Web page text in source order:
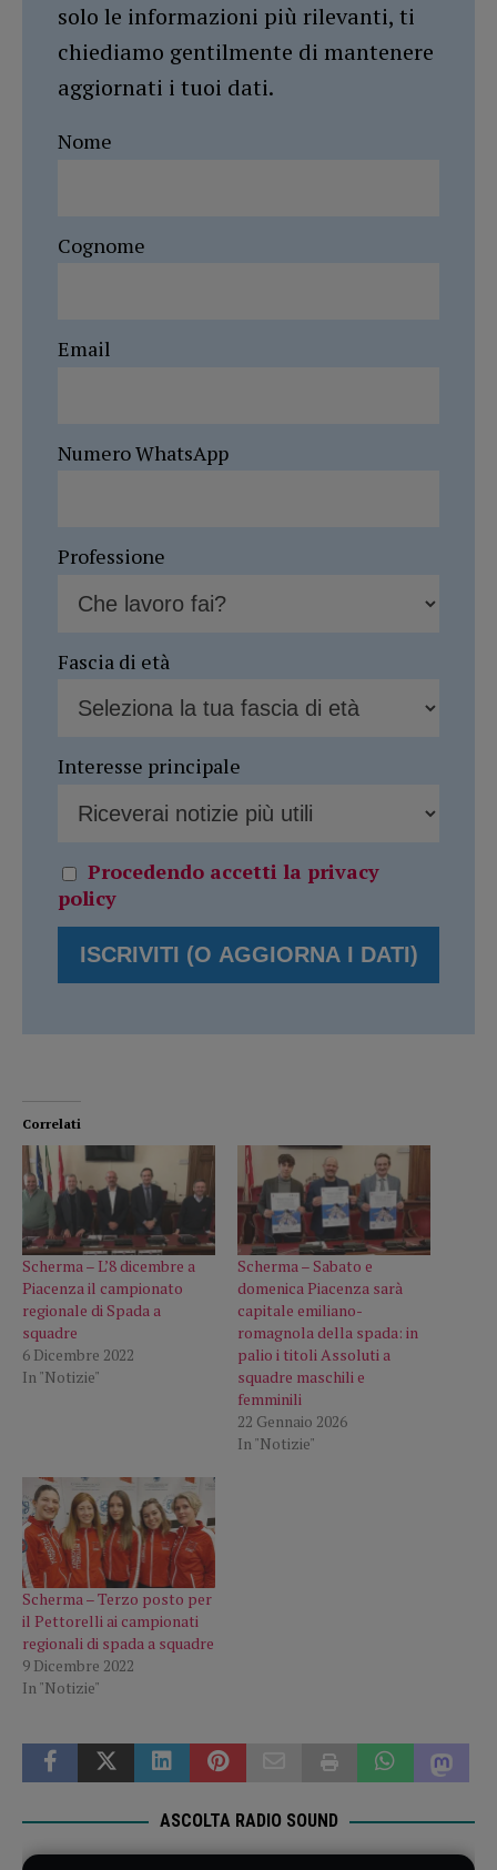
solo le informazioni più rilevanti, ti
chiediamo gentilmente di mantenere
aggiornati i tuoi dati.
Nome
Cognome
Email
Numero WhatsApp
Professione
Fascia di età
Interesse principale
Procedendo accetti la privacy
policy
Correlati
Scherma – L’8 dicembre a
Piacenza il campionato
regionale di Spada a
squadre
6 Dicembre 2022
In "Notizie"
Scherma – Sabato e
domenica Piacenza sarà
capitale emiliano-
romagnola della spada: in
palio i titoli Assoluti a
squadre maschili e
femminili
22 Gennaio 2026
In "Notizie"
Scherma – Terzo posto per
il Pettorelli ai campionati
regionali di spada a squadre
9 Dicembre 2022
In "Notizie"
ASCOLTA RADIO SOUND